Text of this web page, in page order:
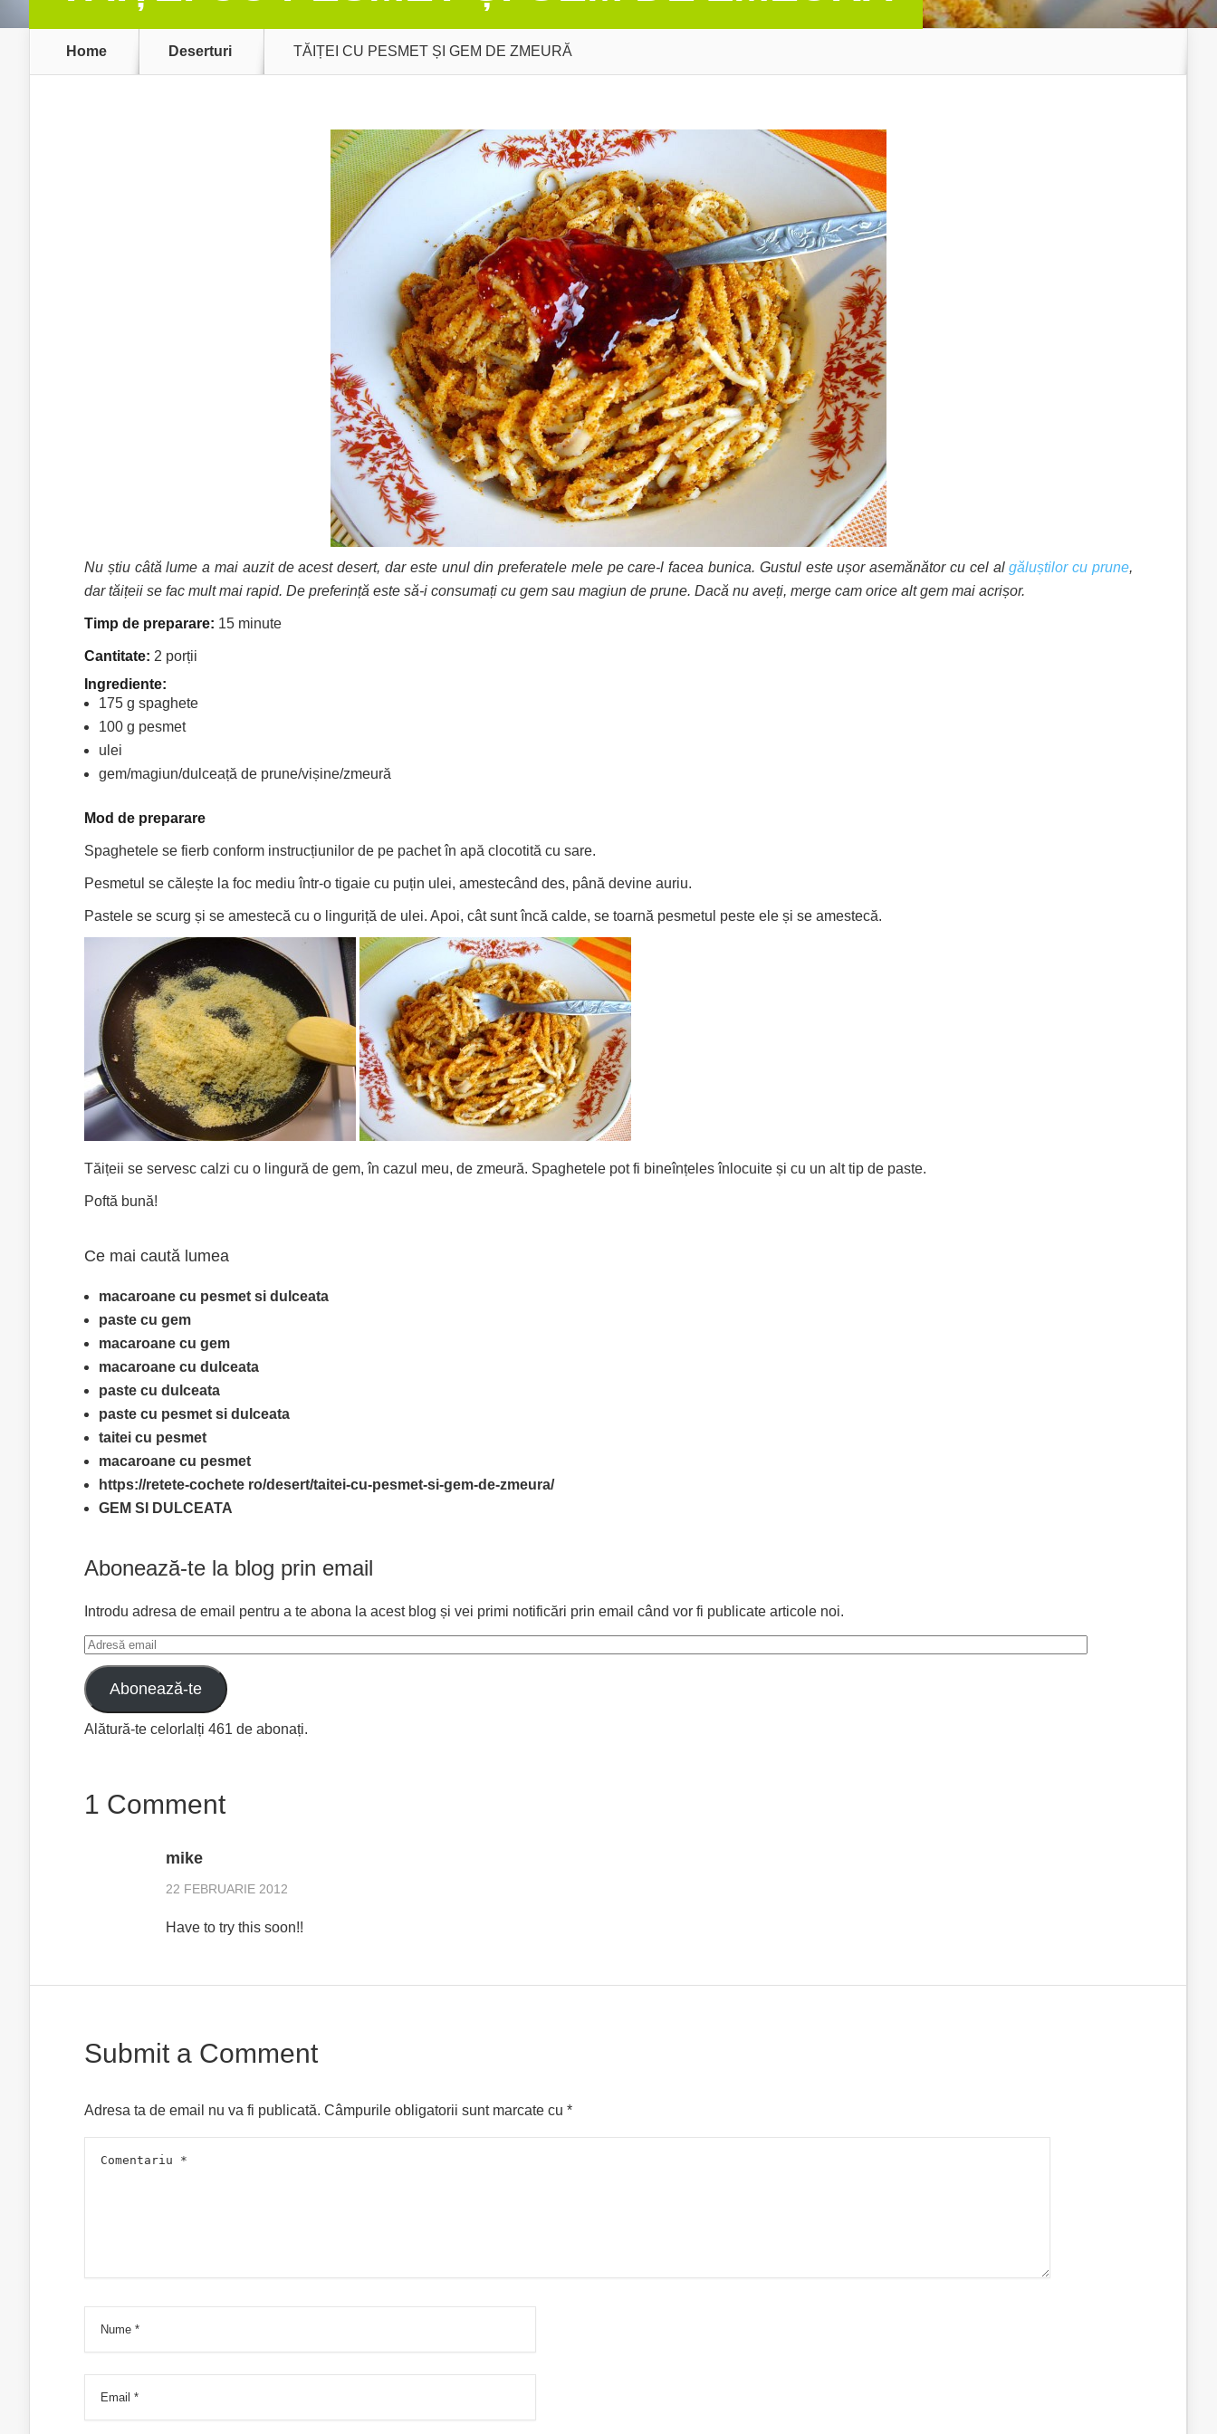
Home Deserturi TĂIȚEI CU PESMET ȘI GEM DE ZMEURĂ
Nu știu câtă lume a mai auzit de acest desert, dar este unul din preferatele mele pe care-l facea bunica. Gustul este ușor asemănător cu cel algăluștilor cu prune,
dar tăițeii se fac mult mai rapid. De preferință este să-i consumați cu gem sau magiun de prune. Dacă nu aveți, merge cam orice alt gem mai acrișor.
Timp de preparare: 15 minute
Cantitate: 2 porții
Ingrediente:
175 g spaghete
100 g pesmet
ulei
gem/magiun/dulceață de prune/vișine/zmeură
Mod de preparare
Spaghetele se fierb conform instrucțiunilor de pe pachet în apă clocotită cu sare.
Pesmetul se călește la foc mediu într-o tigaie cu puțin ulei, amestecând des, până devine auriu.
Pastele se scurg și se amestecă cu o linguriță de ulei. Apoi, cât sunt încă calde, se toarnă pesmetul peste ele și se amestecă.
Tăițeii se servesc calzi cu o lingură de gem, în cazul meu, de zmeură. Spaghetele pot fi bineînțeles înlocuite și cu un alt tip de paste.
Poftă bună!
Ce mai caută lumea
macaroane cu pesmet si dulceata
paste cu gem
macaroane cu gem
macaroane cu dulceata
paste cu dulceata
paste cu pesmet si dulceata
taitei cu pesmet
macaroane cu pesmet
https://retete-cochete ro/desert/taitei-cu-pesmet-si-gem-de-zmeura/
GEM SI DULCEATA
Abonează-te la blog prin email
Introdu adresa de email pentru a te abona la acest blog și vei primi notificări prin email când vor fi publicate articole noi.
Adresă
email
Abonează-te
Alătură-te celorlalți 461 de abonați.
1 Comment
mike
22 FEBRUARIE 2012
Have to try this soon!!
Submit a Comment
Adresa ta de email nu va fi publicată. Câmpurile obligatorii sunt marcate cu *